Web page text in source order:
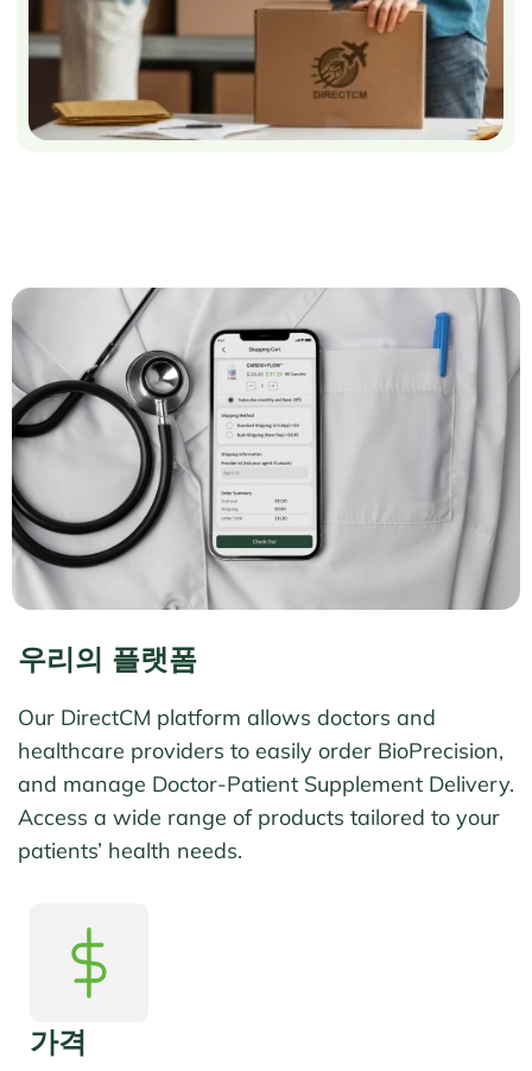
우리의 플랫폼
Our DirectCM platform allows doctors and
healthcare providers to easily order BioPrecision,
and manage Doctor-Patient Supplement Delivery.
Access a wide range of products tailored to your
patients’ health needs.
가격